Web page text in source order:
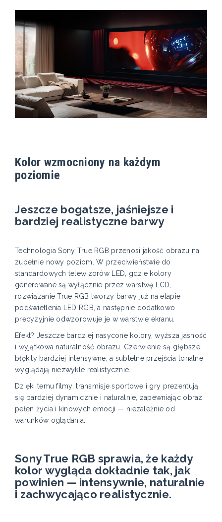
Kolor wzmocniony na każdym
poziomie
Jeszcze bogatsze, jaśniejsze i
bardziej realistyczne barwy
Technologia Sony True RGB przenosi jakość obrazu na
zupełnie nowy poziom. W przeciwieństwie do
standardowych telewizorów LED, gdzie kolory
generowane są wyłącznie przez warstwę LCD,
rozwiązanie True RGB tworzy barwy już na etapie
podświetlenia LED RGB, a następnie dodatkowo
precyzyjnie odwzorowuje je w warstwie ekranu.
Efekt? Jeszcze bardziej nasycone kolory, wyższa jasność
i wyjątkowa naturalność obrazu. Czerwienie są głębsze,
błękity bardziej intensywne, a subtelne przejścia tonalne
wyglądają niezwykle realistycznie.
Dzięki temu filmy, transmisje sportowe i gry prezentują
się bardziej dynamicznie i naturalnie, zapewniając obraz
pełen życia i kinowych emocji — niezależnie od
warunków oglądania.
Sony True RGB sprawia, że każdy
kolor wygląda dokładnie tak, jak
powinien — intensywnie, naturalnie
i zachwycająco realistycznie.